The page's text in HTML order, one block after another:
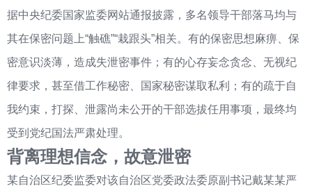
据中央纪委国家监委网站通报披露，多名领导干部落马均与
其在保密问题上“触礁”“栽跟头”相关。有的保密思想麻痹、保
密意识淡薄，造成失泄密事件；有的心存妄念贪念、无视纪
律要求，甚至借工作秘密、国家秘密谋取私利；有的疏于自
我约束，打探、泄露尚未公开的干部选拔任用事项，最终均
受到党纪国法严肃处理。
背离理想信念，故意泄密
某自治区纪委监委对该自治区党委政法委原副书记戴某某严